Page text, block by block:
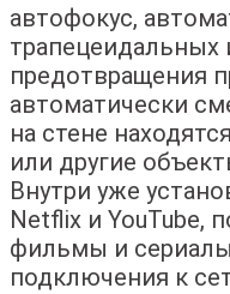
автофокус,
трапецеидальных
предотвращения
автоматически
на стене
или другие
Внутри уже
Netflix и YouTube,
фильмы и
подключения к